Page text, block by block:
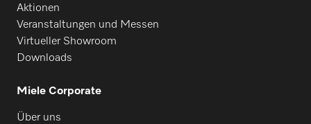
Aktionen
Veranstaltungen und Messen
Virtueller Showroom
Downloads
Miele Corporate
Über uns